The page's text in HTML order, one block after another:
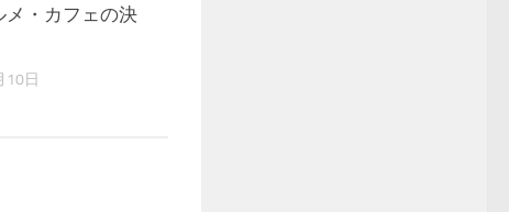
メ・カフェの決
10日